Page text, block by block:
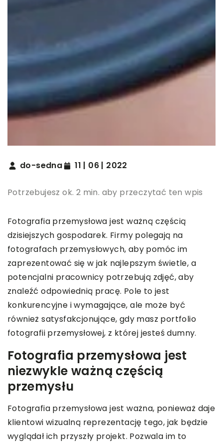
do-sedna 11 | 06 | 2022
Potrzebujesz ok. 2 min. aby przeczytać ten wpis
Fotografia przemysłowa jest ważną częścią
dzisiejszych gospodarek. Firmy polegają na
fotografach przemysłowych, aby pomóc im
zaprezentować się w jak najlepszym świetle, a
potencjalni pracownicy potrzebują zdjęć, aby
znaleźć odpowiednią pracę. Pole to jest
konkurencyjne i wymagające, ale może być
również satysfakcjonujące, gdy masz portfolio
fotografii przemysłowej, z której jesteś dumny.
Fotografia przemysłowa jest
niezwykle ważną częścią
przemysłu
Fotografia przemysłowa jest ważna, ponieważ daje
klientowi wizualną reprezentację tego, jak będzie
wyglądał ich przyszły projekt. Pozwala im to